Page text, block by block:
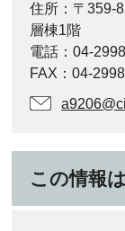
住所：〒
層棟1階
電話：04-
FAX：04-
この情報